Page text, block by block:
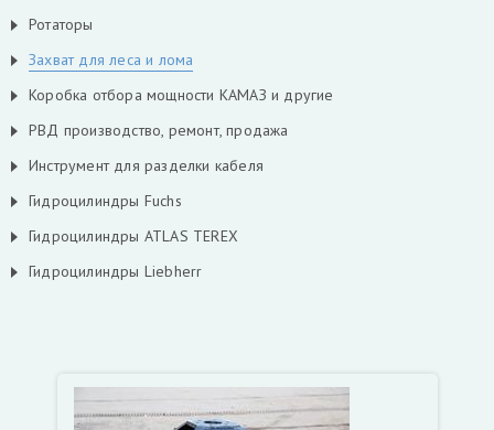
Ротаторы
Захват для леса и лома
Коробка отбора мощности КАМАЗ и другие
РВД производство, ремонт, продажа
Инструмент для разделки кабеля
Гидроцилиндры Fuchs
Гидроцилиндры ATLAS TEREX
Гидроцилиндры Liebherr